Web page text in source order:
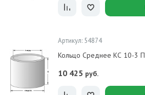
Артикул: 54874
Кольцо Среднее КС 10-3 П
10 425 руб.